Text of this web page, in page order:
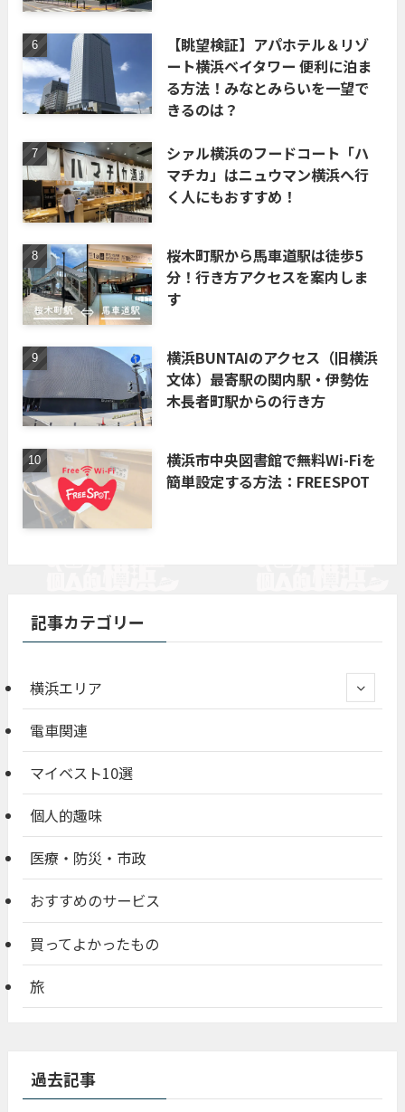
【眺望検証】アパホテル＆リゾ
ート横浜ベイタワー 便利に泊ま
る方法！みなとみらいを一望で
きるのは？
シァル横浜のフードコート「ハ
マチカ」はニュウマン横浜へ行
く人にもおすすめ！
桜木町駅から馬車道駅は徒歩5
分！行き方アクセスを案内しま
す
横浜BUNTAIのアクセス（旧横浜
文体）最寄駅の関内駅・伊勢佐
木長者町駅からの行き方
横浜市中央図書館で無料Wi-Fiを
簡単設定する方法：FREESPOT
記事カテゴリー
横浜エリア
電車関連
マイベスト10選
個人的趣味
医療・防災・市政
おすすめのサービス
買ってよかったもの
旅
過去記事